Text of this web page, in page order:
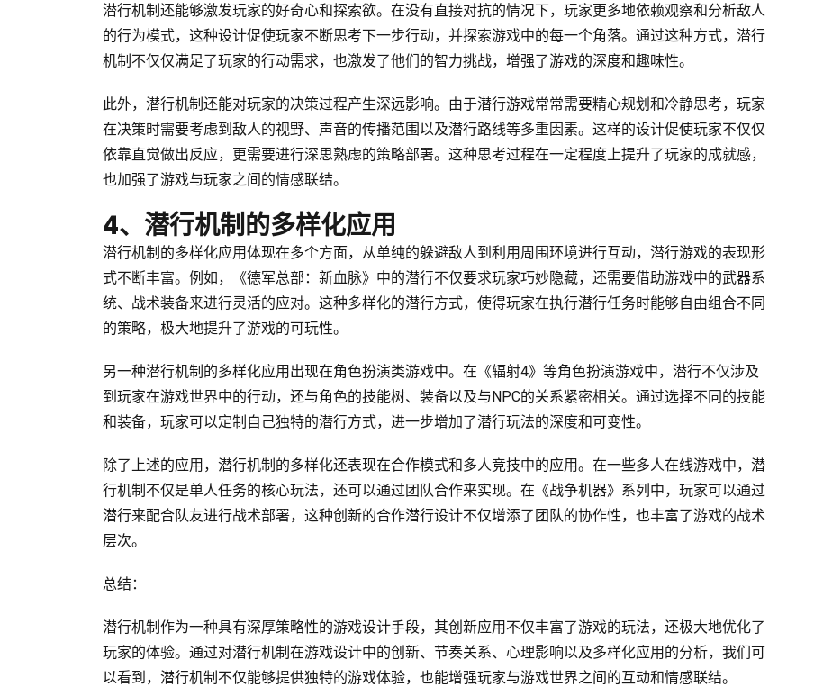
潜行机制还能够激发玩家的好奇心和探索欲。在没有直接对抗的情况下，玩家更多地依赖观察和分析敌人
的行为模式，这种设计促使玩家不断思考下一步行动，并探索游戏中的每一个角落。通过这种方式，潜行
机制不仅仅满足了玩家的行动需求，也激发了他们的智力挑战，增强了游戏的深度和趣味性。
此外，潜行机制还能对玩家的决策过程产生深远影响。由于潜行游戏常常需要精心规划和冷静思考，玩家
在决策时需要考虑到敌人的视野、声音的传播范围以及潜行路线等多重因素。这样的设计促使玩家不仅仅
依靠直觉做出反应，更需要进行深思熟虑的策略部署。这种思考过程在一定程度上提升了玩家的成就感，
也加强了游戏与玩家之间的情感联结。
4、潜行机制的多样化应用
潜行机制的多样化应用体现在多个方面，从单纯的躲避敌人到利用周围环境进行互动，潜行游戏的表现形
式不断丰富。例如，《德军总部：新血脉》中的潜行不仅要求玩家巧妙隐藏，还需要借助游戏中的武器系
统、战术装备来进行灵活的应对。这种多样化的潜行方式，使得玩家在执行潜行任务时能够自由组合不同
的策略，极大地提升了游戏的可玩性。
另一种潜行机制的多样化应用出现在角色扮演类游戏中。在《辐射4》等角色扮演游戏中，潜行不仅涉及
到玩家在游戏世界中的行动，还与角色的技能树、装备以及与NPC的关系紧密相关。通过选择不同的技能
和装备，玩家可以定制自己独特的潜行方式，进一步增加了潜行玩法的深度和可变性。
除了上述的应用，潜行机制的多样化还表现在合作模式和多人竞技中的应用。在一些多人在线游戏中，潜
行机制不仅是单人任务的核心玩法，还可以通过团队合作来实现。在《战争机器》系列中，玩家可以通过
潜行来配合队友进行战术部署，这种创新的合作潜行设计不仅增添了团队的协作性，也丰富了游戏的战术
层次。
总结：
潜行机制作为一种具有深厚策略性的游戏设计手段，其创新应用不仅丰富了游戏的玩法，还极大地优化了
玩家的体验。通过对潜行机制在游戏设计中的创新、节奏关系、心理影响以及多样化应用的分析，我们可
以看到，潜行机制不仅能够提供独特的游戏体验，也能增强玩家与游戏世界之间的互动和情感联结。